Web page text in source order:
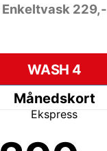
Enkeltvask 229,-
WASH 4
Månedskort
Ekspress